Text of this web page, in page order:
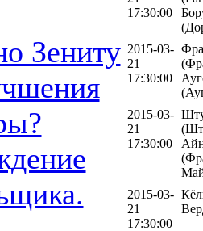
Зениту
17:30:00
2015-03-
21
17:30:00
2015-03-
21
17:30:00
2015-03-
21
17:30:00